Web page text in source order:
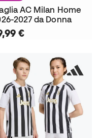
AC Milan Home
2027 da Donna
€